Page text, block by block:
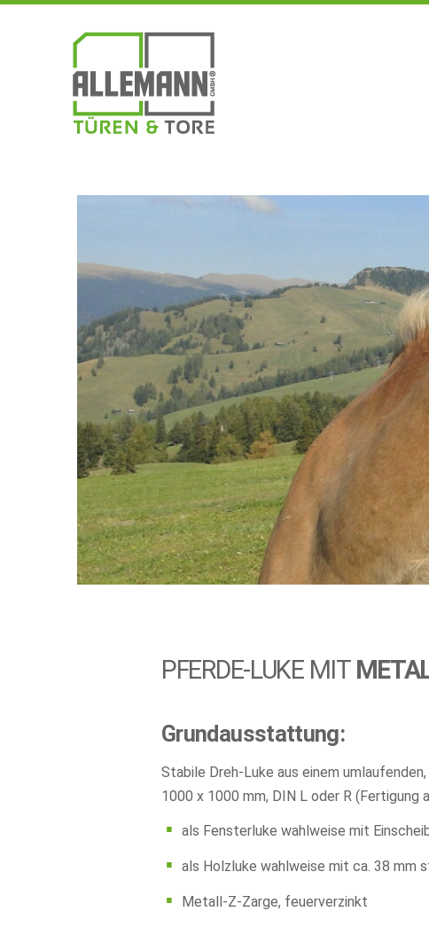
PFERDE-LUKE MIT
Grundausstattung:
Stabile Dreh-Luke aus einem
1000 x 1000 mm, DIN L oder R (Fertigung
als Fensterluke wahlweise mit
als Holzluke wahlweise mit ca. 38 mm
Metall-Z-Zarge, feuerverzinkt